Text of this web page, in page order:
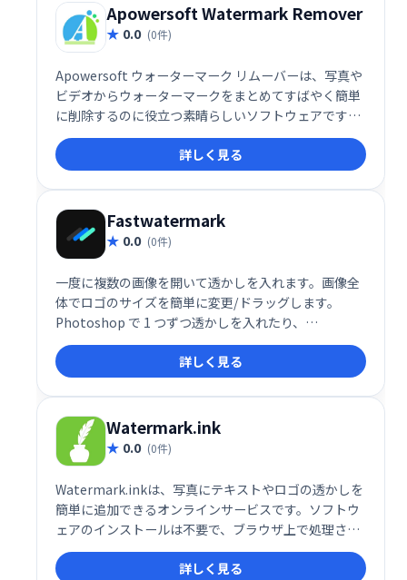
Apowersoft Watermark Remover
0.0 (0件)
Apowersoft ウォーターマーク リムーバーは、写真や
ビデオからウォーターマークをまとめてすばやく簡単
に削除するのに役立つ素晴らしいソフトウェアです。
写真から不要なオブジェクトを削除するための 3 つの
透かし選択ツールがあります。ビデオのロゴを削除す
る場合は、ビデオの特定の部分からロゴを削除し、他
の部分はそのままにしておくことができます。
詳しく見る
Fastwatermark
0.0 (0件)
一度に複数の画像を開いて透かしを入れます。画像全
体でロゴのサイズを簡単に変更/ドラッグします。
Photoshop で 1 つずつ透かしを入れたり、
Lightroom でロゴの配置を固定したりする必要はも
うありません。画質を落とさずに！
詳しく見る
Watermark.ink
0.0 (0件)
Watermark.inkは、写真にテキストやロゴの透かしを
簡単に追加できるオンラインサービスです。ソフトウ
ェアのインストールは不要で、ブラウザ上で処理され
るため、写真データはサーバーに送信されません。手
軽に著作権保護を行いましょう。
詳しく見る